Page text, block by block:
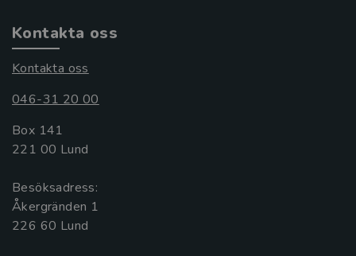
Kontakta oss
Kontakta oss
046-31 20 00
Box 141
221 00 Lund
Besöksadress:
Åkergränden 1